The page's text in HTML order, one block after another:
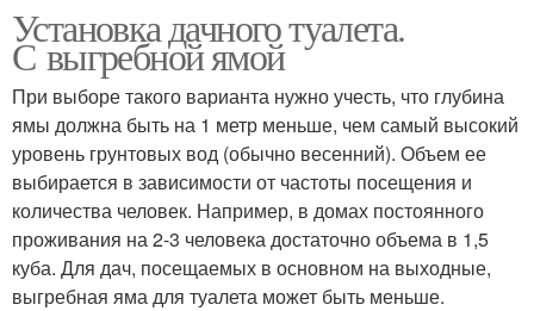
Установка дачного туалета.
С выгребной ямой
При выборе такого варианта нужно учесть, что глубина
ямы должна быть на 1 метр меньше, чем самый высокий
уровень грунтовых вод (обычно весенний). Объем ее
выбирается в зависимости от частоты посещения и
количества человек. Например, в домах постоянного
проживания на 2-3 человека достаточно объема в 1,5
куба. Для дач, посещаемых в основном на выходные,
выгребная яма для туалета может быть меньше.